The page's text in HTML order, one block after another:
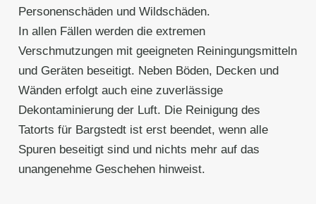
Personenschäden und Wildschäden.
In allen Fällen werden die extremen
Verschmutzungen mit geeigneten Reiningungsmitteln
und Geräten beseitigt. Neben Böden, Decken und
Wänden erfolgt auch eine zuverlässige
Dekontaminierung der Luft. Die Reinigung des
Tatorts für Bargstedt ist erst beendet, wenn alle
Spuren beseitigt sind und nichts mehr auf das
unangenehme Geschehen hinweist.